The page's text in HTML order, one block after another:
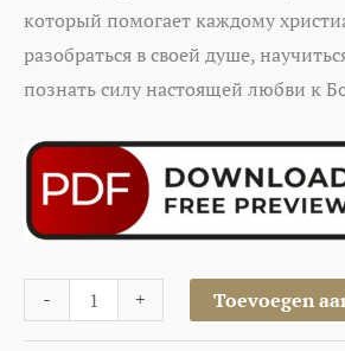
который помогает каждому
разобраться в своей душе,
познать силу настоящей любви к
- + Toevoegen